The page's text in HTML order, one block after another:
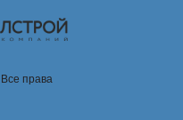
права